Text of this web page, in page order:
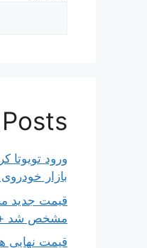
بازار خودروی
قیمت جدید
مشخص شد +
قیمت نهایی